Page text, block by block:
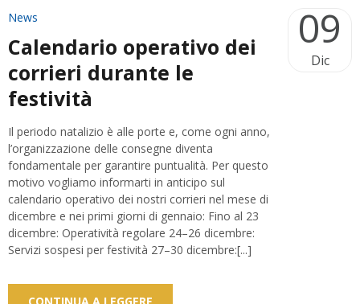
News
Calendario operativo dei
corrieri durante le
festività
Il periodo natalizio è alle porte e, come ogni anno,
l’organizzazione delle consegne diventa
fondamentale per garantire puntualità. Per questo
motivo vogliamo informarti in anticipo sul
calendario operativo dei nostri corrieri nel mese di
dicembre e nei primi giorni di gennaio: Fino al 23
dicembre: Operatività regolare 24–26 dicembre:
Servizi sospesi per festività 27–30 dicembre:[...]
CONTINUA A LEGGERE
09
Dic